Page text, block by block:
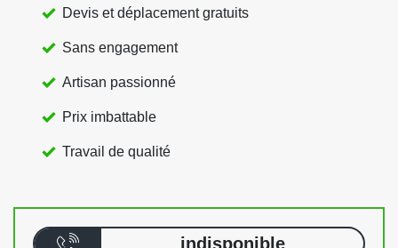
Devis et déplacement gratuits
Sans engagement
Artisan passionné
Prix imbattable
Travail de qualité
indisponible